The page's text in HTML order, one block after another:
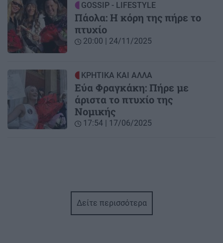
GOSSIP - LIFESTYLE
Πάολα: Η κόρη της πήρε το
πτυχίο
20:00 | 24/11/2025
ΚΡΗΤΙΚΑ ΚΑΙ ΑΛΛΑ
Εύα Φραγκάκη: Πήρε με
άριστα το πτυχίο της
Νομικής
17:54 | 17/06/2025
Δείτε περισσότερα